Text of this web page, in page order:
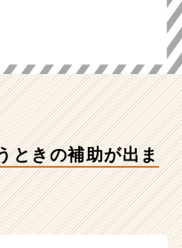
ときの補助が出ま